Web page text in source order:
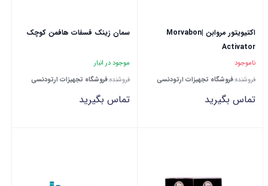
اکتیویتور مروابن |Morvabon
Activator
ناموجود
فروشنده:فروشگاه تجهیزات ارتودنسی
تماس بگیرید
سمان زینک فسفات هافمن کوچک
موجود در انبار
فروشنده:فروشگاه تجهیزات ارتودنسی
تماس بگیرید